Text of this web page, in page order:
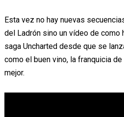
Esta vez no hay nuevas
del Ladrón sino un vídeo de como
saga Uncharted desde que se
como el buen vino, la franquicia de
mejor.